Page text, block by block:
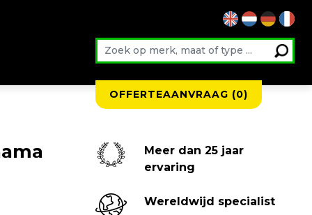
OFFERTEAANVRAAG (0)
Meer dan 25 jaar
ervaring
Wereldwijd specialist